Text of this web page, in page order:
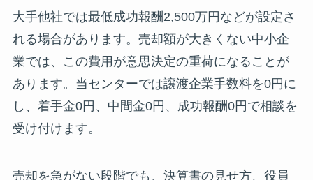
大手他社では最低成功報酬2,500万円などが設定さ
れる場合があります。売却額が大きくない中小企
業では、この費用が意思決定の重荷になることが
あります。当センターでは譲渡企業手数料を0円に
し、着手金0円、中間金0円、成功報酬0円で相談を
受け付けます。
売却を急がない段階でも、決算書の見せ方、役員